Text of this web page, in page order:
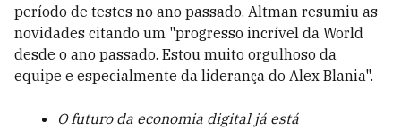
período de testes no ano passado. Altman resumiu as
novidades citando um "progresso incrível da World
desde o ano passado. Estou muito orgulhoso da
equipe e especialmente da liderança do Alex Blania".
O futuro da economia digital já está